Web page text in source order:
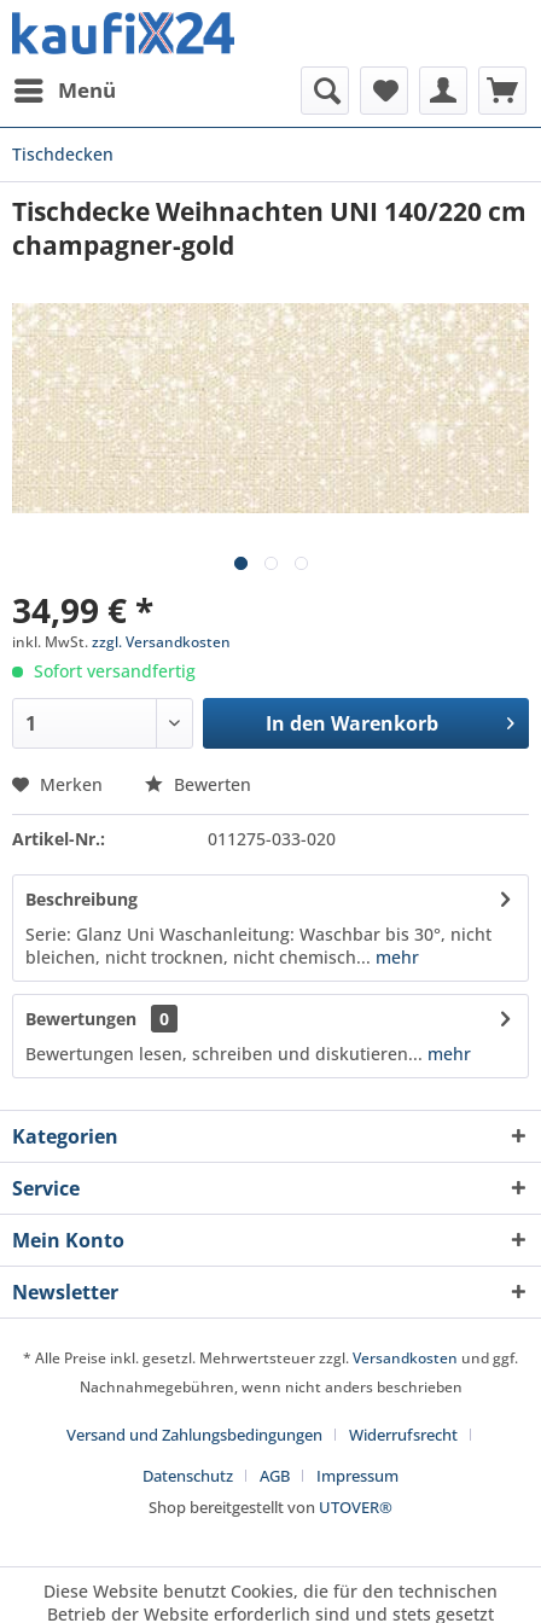
Menü
Tischdecken
Tischdecke Weihnachten UNI 140/220 cm
champagner-gold
34,99 € *
inkl. MwSt.zzgl. Versandkosten
Sofort versandfertig
In den Warenkorb
Merken Bewerten
Artikel-Nr.: 011275-033-020
Beschreibung
Serie: Glanz Uni Waschanleitung: Waschbar bis 30°, nicht
bleichen, nicht trocknen, nicht chemisch... mehr
Bewertungen
0
Bewertungen lesen, schreiben und diskutieren... mehr
Kategorien
Service
Mein Konto
Newsletter
* Alle Preise inkl. gesetzl. Mehrwertsteuer zzgl.Versandkosten und ggf.
Nachnahmegebühren, wenn nicht anders beschrieben
Versand und Zahlungsbedingungen
Widerrufsrecht
Datenschutz
AGB
Impressum
Shop bereitgestellt von UTOVER®
Diese Website benutzt Cookies, die für den technischen
Betrieb der Website erforderlich sind und stets gesetzt